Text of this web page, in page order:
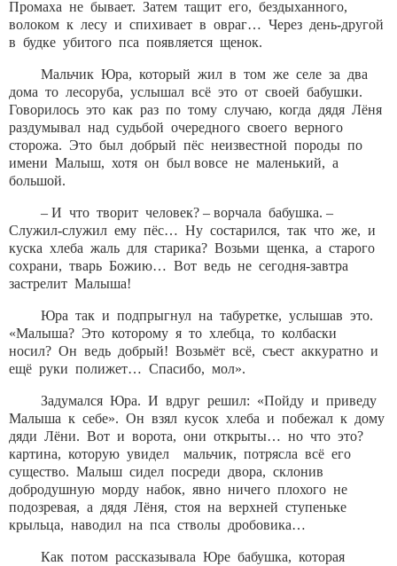
Промаха не бывает. Затем тащит его, бездыханного,
волоком к лесу и спихивает в овраг… Через день-другой
в будке убитого пса появляется щенок.
Мальчик Юра, который жил в том же селе за два
дома то лесоруба, услышал всё это от своей бабушки.
Говорилось это как раз по тому случаю, когда дядя Лёня
раздумывал над судьбой очередного своего верного
сторожа. Это был добрый пёс неизвестной породы по
имени Малыш, хотя он был вовсе не маленький, а
большой.
– И что творит человек? – ворчала бабушка. –
Служил-служил ему пёс… Ну состарился, так что же, и
куска хлеба жаль для старика? Возьми щенка, а старого
сохрани, тварь Божию… Вот ведь не сегодня-завтра
застрелит Малыша!
Юра так и подпрыгнул на табуретке, услышав это.
«Малыша? Это которому я то хлебца, то колбаски
носил? Он ведь добрый! Возьмёт всё, съест аккуратно и
ещё руки полижет… Спасибо, мол».
Задумался Юра. И вдруг решил: «Пойду и приведу
Малыша к себе». Он взял кусок хлеба и побежал к дому
дяди Лёни. Вот и ворота, они открыты… но что это?
картина, которую увидел мальчик, потрясла всё его
существо. Малыш сидел посреди двора, склонив
добродушную морду набок, явно ничего плохого не
подозревая, а дядя Лёня, стоя на верхней ступеньке
крыльца, наводил на пса стволы дробовика…
Как потом рассказывала Юре бабушка, которая